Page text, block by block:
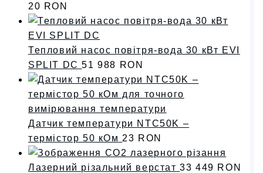
20 RON
Тепловий насос повітря-вода 30 кВт EVI
SPLIT DC 51 988 RON
Датчик температури NTC50K –
термістор 50 кОм 23 RON
Лазерний різальний верстат 33 449 RON